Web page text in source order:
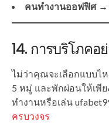
คนทำงานออฟฟิศ→
14. การบริโภคอ
ไม่ว่าคุณจะเลือกแบบไ
5 หมู่ และพักผ่อนให้เพี
ทำงานหรือเล่น
ครบวงจร